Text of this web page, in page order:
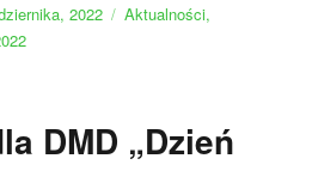
2022 Kategorie
Aktualności,
DMD „Dzień